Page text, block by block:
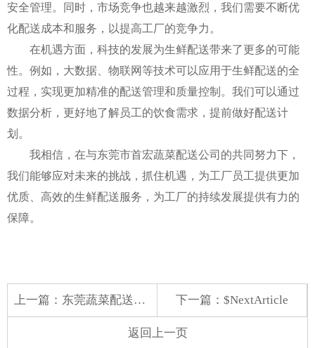
安全管理。同时，市场竞争也越来越激烈，我们需要不断优
化配送成本和服务，以提高工厂的竞争力。
在机遇方面，科技的发展为生鲜配送带来了更多的可能
性。例如，大数据、物联网等技术可以应用于生鲜配送的全
过程，实现更加精准的配送管理和质量控制。我们可以通过
数据分析，更好地了解员工的饮食需求，提前做好配送计
划。
我相信，在与东莞市首宏蔬菜配送公司的共同努力下，
我们能够应对未来的挑战，抓住机遇，为工厂员工提供更加
优质、高效的生鲜配送服务，为工厂的持续发展提供有力的
保障。
上一篇： 东莞蔬菜配送：保障餐饮供应的坚实力量 下一篇：$NextArticle
返回上一页